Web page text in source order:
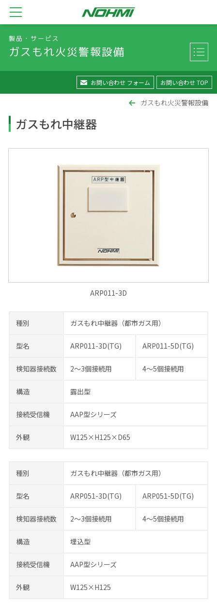
製品・サービス
ガスもれ火災警報設備
お問い合わせ フォーム お問い合わせ TOP
ガスもれ火災警報設備
ガスもれ中継器
ARP011-3D
種別 ガスもれ中継器（都市ガス用）
型名 ARP011-3D(TG) ARP011-5D(TG)
検知器接続数 2～3個接続用 4～5個接続用
構造 露出型
接続受信機 AAP型シリーズ
外観 W125×H125×D65
種別 ガスもれ中継器（都市ガス用）
型名 ARP051-3D(TG) ARP051-5D(TG)
検知器接続数 2～3個接続用 4～5個接続用
構造 埋込型
接続受信機 AAP型シリーズ
外観 W125×H125